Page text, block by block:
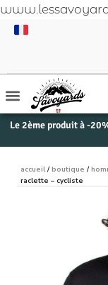
Le 2ème produit à -
accueil / boutique /
raclette – cycliste